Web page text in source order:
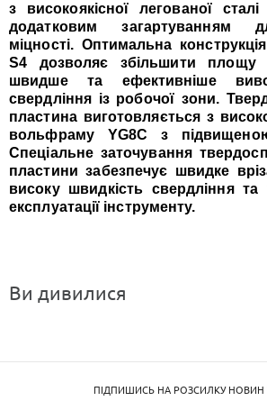
з високоякісної легованої
додатковим загартуванням
міцності. Оптимальна
S4 дозволяє збільшити площу
швидше та ефективніше
свердління із робочої зони.
пластина виготовляється з
вольфраму YG8C з підвищеною
Спеціальне заточування
пластини забезпечує швидке
високу швидкість свердління та
експлуатації інструменту.
Ви дивилися
ПІДПИШИСЬ НА РОЗСИЛКУ НОВИН